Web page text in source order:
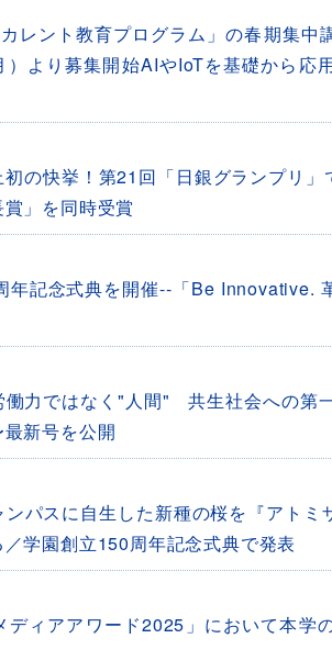
レント教育プログラム」の春期集中
より募集開始AIやIoTを基礎から応
初の快挙！第21回「日銀グランプリ
」を同時受賞
年記念式典を開催--「Be Innovative.
働力ではなく"人間" 共生社会への
新号を公開
ンパスに自生した新種の桜を『アト
学園創立150周年記念式典で発表
ディアアワード2025」において本